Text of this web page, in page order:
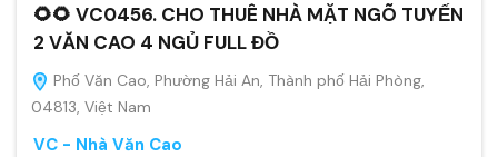
🌻🌻 VC0456. CHO THUÊ NHÀ MẶT NGÕ TUYẾN
2 VĂN CAO 4 NGỦ FULL ĐỒ
Phố Văn Cao, Phường Hải An, Thành phố Hải Phòng,
04813, Việt Nam
VC - Nhà Văn Cao